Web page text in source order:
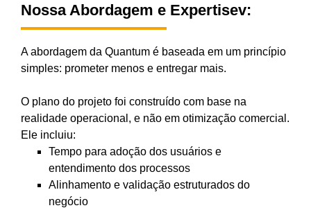
Nossa Abordagem e Expertisev:
A abordagem da Quantum é baseada em um princípio
simples: prometer menos e entregar mais.
O plano do projeto foi construído com base na
realidade operacional, e não em otimização comercial.
Ele incluiu:
Tempo para adoção dos usuários e
entendimento dos processos
Alinhamento e validação estruturados do
negócio